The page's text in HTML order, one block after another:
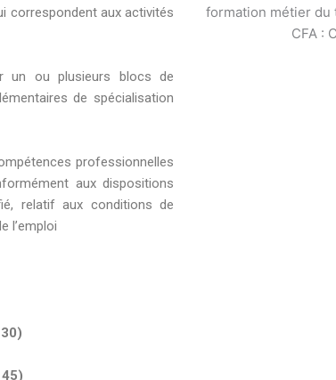
correspondent aux activités
un ou plusieurs blocs de
de spécialisation
professionnelles
aux dispositions
relatif aux conditions de
l’emploi